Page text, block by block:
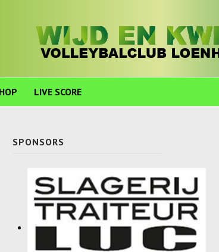
LIVE SCORE
SPONSORS